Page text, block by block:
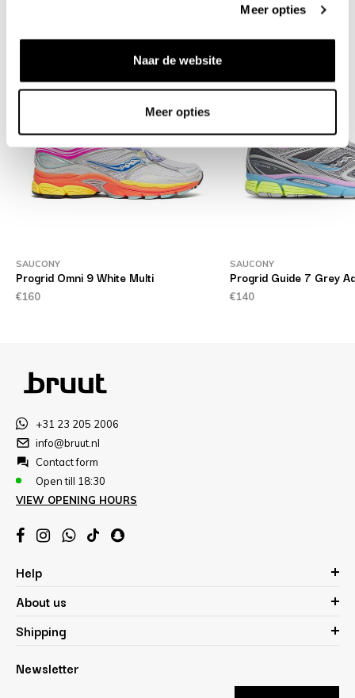
Meer opties
Naar de website
Meer opties
Related products
SAUCONY
Progrid Omni 9 White Multi
€160
SAUCONY
Progrid Guide 7 Grey
€140
+31 23 205 2006
info@bruut.nl
Contact form
Open till 18:30
VIEW OPENING HOURS
Help
About us
Shipping
Newsletter